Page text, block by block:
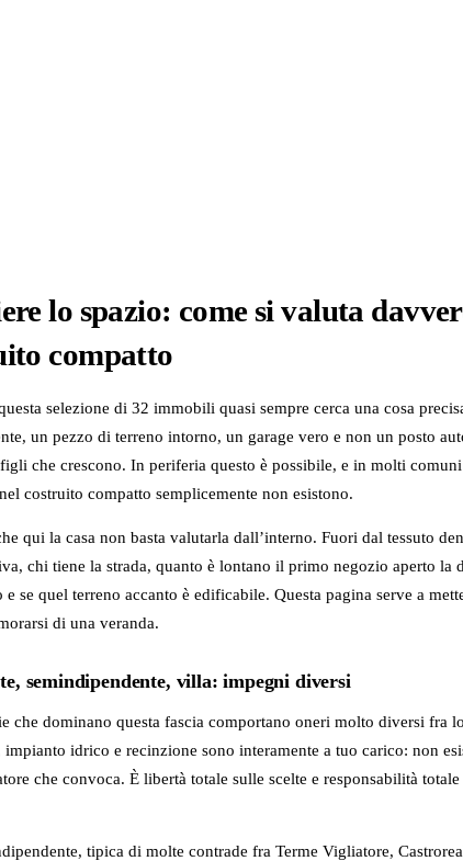
lo spazio: come si valuta
compatto
selezione di 32 immobili quasi sempre cerca una cosa
un pezzo di terreno intorno, un garage vero e non un posto
che crescono. In periferia questo è possibile, e in molti
costruito compatto semplicemente non esistono.
qui la casa non basta valutarla dall’interno. Fuori dal tessuto
chi tiene la strada, quanto è lontano il primo negozio aperto la
e se quel terreno accanto è edificabile. Questa pagina serve a
di una veranda.
semindipendente, villa: impegni diversi
che dominano questa fascia comportano oneri molto diversi fra
impianto idrico e recinzione sono interamente a tuo carico: non
che convoca. È libertà totale sulle scelte e responsabilità
tipica di molte contrade fra Terme Vigliatore,